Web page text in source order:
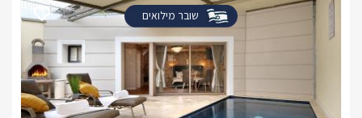
שובר מילואים